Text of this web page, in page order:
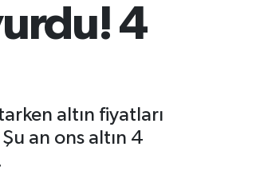
4
altın fiyatları
an ons altın 4